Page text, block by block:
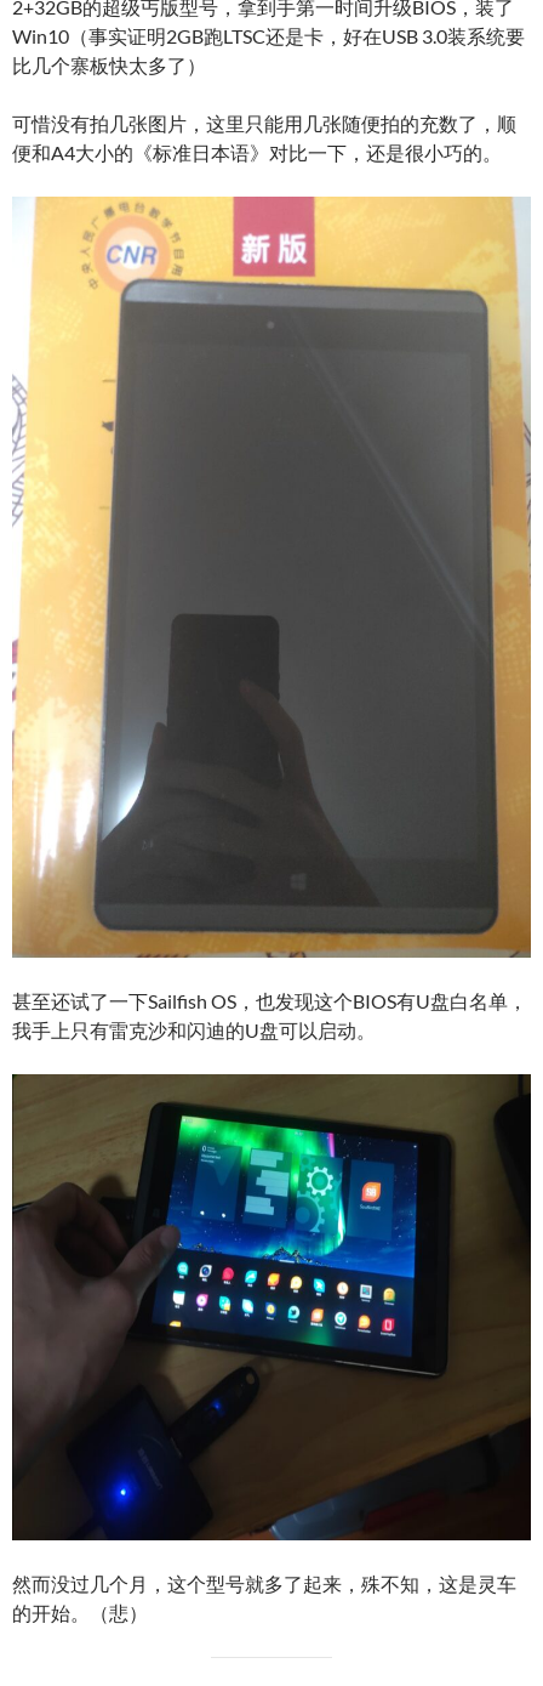
2+32GB的超级丐版型号，拿到手第一时间升级BIOS，装了
Win10（事实证明2GB跑LTSC还是卡，好在USB 3.0装系统要
比几个寨板快太多了）
可惜没有拍几张图片，这里只能用几张随便拍的充数了，顺
便和A4大小的《标准日本语》对比一下，还是很小巧的。
甚至还试了一下Sailfish OS，也发现这个BIOS有U盘白名单，
我手上只有雷克沙和闪迪的U盘可以启动。
然而没过几个月，这个型号就多了起来，殊不知，这是灵车
的开始。（悲）